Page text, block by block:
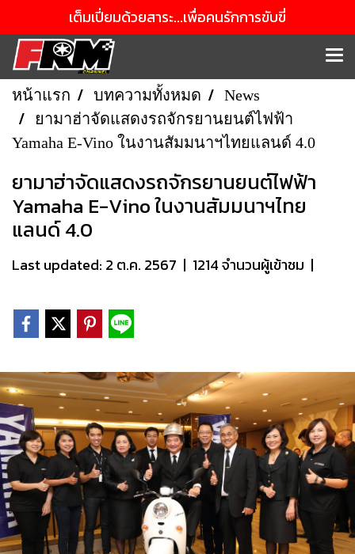
เต็มเปี่ยมด้วยสาระ...เพื่อคนรักการขับขี่
หน้าแรก บทความทั้งหมด
News
ยามาฮ่าจัดแสดงรถจักรยานยนต์ไฟฟ้า
Yamaha E-Vino ในงานสัมมนาฯไทยแลนด์ 4.0
ยามาฮ่าจัดแสดงรถจักรยานยนต์ไฟฟ้า
Yamaha E-Vino ในงานสัมมนาฯไทย
แลนด์ 4.0
Last updated: 2 ต.ค. 2567 | 1214 จำนวนผู้เข้าชม |